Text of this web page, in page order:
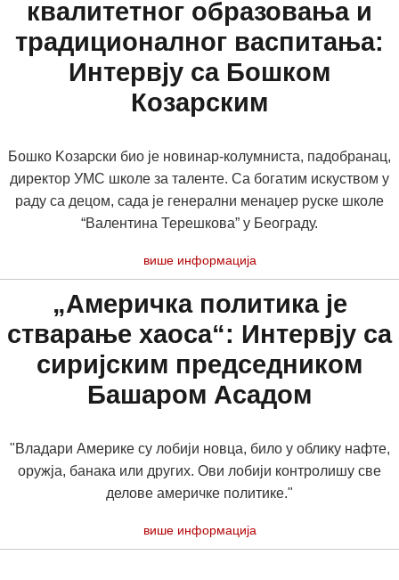
квалитетног образовања и
традиционалног васпитања:
Интервју са Бошком
Козарским
Бошко Kозарски био је новинар-колумниста, падобранац,
директор УМС школе за таленте. Са богатим искуством у
раду са децом, сада је генерални менаџер руске школе
“Валентина Терешкова” у Београду.
више информација
„Америчка политика је
стварање хаоса“: Интервју са
сиријским председником
Башаром Асадом
"Владари Америке су лобији новца, било у облику нафте,
оружја, банака или других. Ови лобији контролишу све
делове америчке политике."
више информација